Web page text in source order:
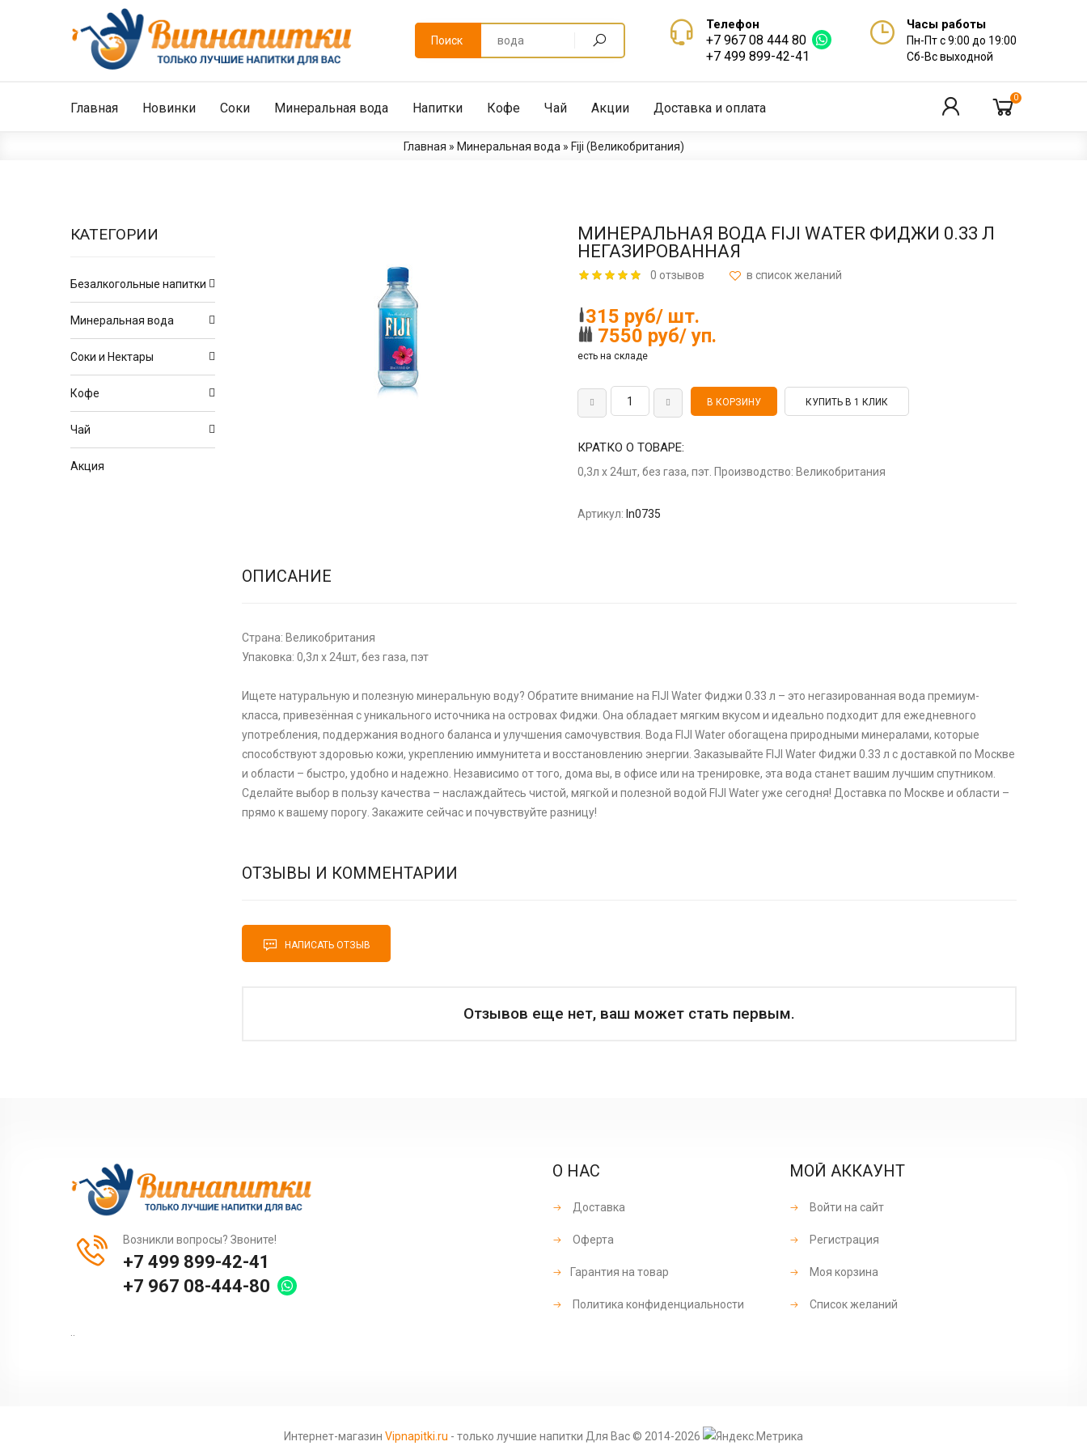
Телефон
+7 967 08 444 80
+7 499 899-42-41
Часы работы
Пн-Пт с 9:00 до 19:00
Сб-Вс выходной
Поиск
Главная Новинки Соки Минеральная вода Напитки Кофе Чай Акции Доставка и оплата
0
Главная » Минеральная вода » Fiji (Великобритания)
МИНЕРАЛЬНАЯ ВОДА FIJI WATER ФИДЖИ 0.33 Л
НЕГАЗИРОВАННАЯ
0 отзывов
315 руб/ шт.
7550 руб/ уп.
есть на складе
КУПИТЬ В 1 КЛИК
КРАТКО О ТОВАРЕ:
0,3л х 24шт, без газа, пэт. Производство: Великобритания
Артикул: ln0735
ОПИСАНИЕ
Страна: Великобритания
Упаковка: 0,3л х 24шт, без газа, пэт
Ищете натуральную и полезную минеральную воду? Обратите внимание на FIJI Water Фиджи 0.33 л – это негазированная вода премиум-
класса, привезённая с уникального источника на островах Фиджи. Она обладает мягким вкусом и идеально подходит для ежедневного
употребления, поддержания водного баланса и улучшения самочувствия. Вода FIJI Water обогащена природными минералами, которые
способствуют здоровью кожи, укреплению иммунитета и восстановлению энергии. Заказывайте FIJI Water Фиджи 0.33 л с доставкой по Москве
и области – быстро, удобно и надежно. Независимо от того, дома вы, в офисе или на тренировке, эта вода станет вашим лучшим спутником.
Сделайте выбор в пользу качества – наслаждайтесь чистой, мягкой и полезной водой FIJI Water уже сегодня! Доставка по Москве и области –
прямо к вашему порогу. Закажите сейчас и почувствуйте разницу!
ОТЗЫВЫ И КОММЕНТАРИИ
НАПИСАТЬ ОТЗЫВ
Отзывов еще нет, ваш может стать первым.
КАТЕГОРИИ
Безалкогольные напитки
Минеральная вода
Соки и Нектары
Кофе
Чай
Акция
Возникли вопросы? Звоните!
+7 499 899-42-41
+7 967 08-444-80
..
О НАС
Доставка
Оферта
Гарантия на товар
Политика конфиденциальности
МОЙ АККАУНТ
Войти на сайт
Регистрация
Моя корзина
Список желаний
Интернет-магазин Vipnapitki.ru - только лучшие напитки Для Вас © 2014-2026